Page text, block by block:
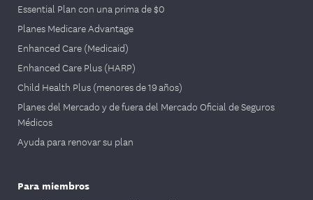
Essential Plan con una prima de $0
Planes Medicare Advantage
Enhanced Care (Medicaid)
Enhanced Care Plus (HARP)
Child Health Plus (menores de 19 años)
Planes del Mercado y de fuera del Mercado Oficial de Seguros
Médicos
Ayuda para renovar su plan
Para miembros